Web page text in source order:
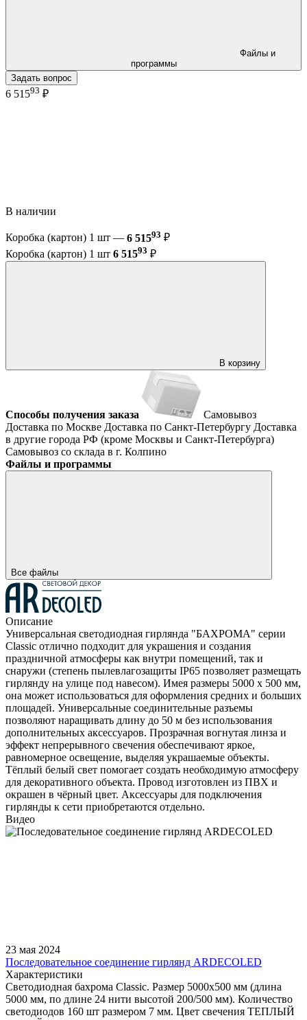
программы
Задать вопрос
6 51593 ₽
В наличии
Коробка (картон) 1 шт — 6 51593 ₽
Коробка (картон) 1 шт 6 51593 ₽
В корзину
Способы получения заказа
Самовывоз
Доставка по Москве Доставка по Санкт-Петербургу Доставка
в другие города РФ (кроме Москвы и Санкт-Петербурга)
Самовывоз со склада в г. Колпино
Файлы и программы
Все файлы
Описание
Универсальная светодиодная гирлянда "БАХРОМА" серии
Classic отлично подходит для украшения и создания
праздничной атмосферы как внутри помещений, так и
снаружи (степень пылевлагозащиты IP65 позволяет размещать
гирлянду на улице под навесом). Имея размеры 5000 x 500 мм,
она может использоваться для оформления средних и больших
площадей. Универсальные соединительные разъемы
позволяют наращивать длину до 50 м без использования
дополнительных аксессуаров. Прозрачная вогнутая линза и
эффект непрерывного свечения обеспечивают яркое,
равномерное освещение, выделяя украшаемые объекты.
Тёплый белый свет помогает создать необходимую атмосферу
для декоративного объекта. Провод изготовлен из ПВХ и
окрашен в чёрный цвет. Аксессуары для подключения
гирлянды к сети приобретаются отдельно.
Видео
23 мая 2024
Последовательное соединение гирлянд ARDECOLED
Характеристики
Светодиодная бахрома Classic. Размер 5000x500 мм (длина
5000 мм, по длине 24 нити высотой 200/500 мм). Количество
светодиодов 160 шт размером 7 мм. Цвет свечения ТЕПЛЫЙ